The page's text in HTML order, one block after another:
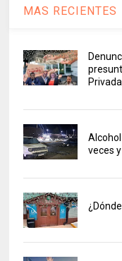
MAS RECIENTES
veces